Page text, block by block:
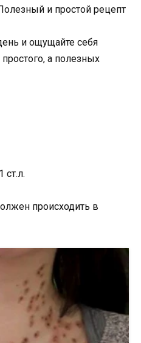
и ощущайте себя
а полезных
ст.л.
происходить в